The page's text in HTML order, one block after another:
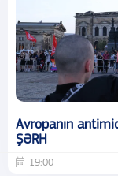
Avropanın
ŞƏRH
19:00